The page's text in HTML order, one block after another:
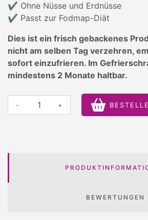
✔️ Ohne Nüsse und Erdnüsse
✔️ Passt zur Fodmap-Diät
Dies ist ein frisch gebackenes
nicht am selben Tag verzehren,
sofort einzufrieren. Im
mindestens 2 Monate haltbar.
- +
BEWERTUNGEN